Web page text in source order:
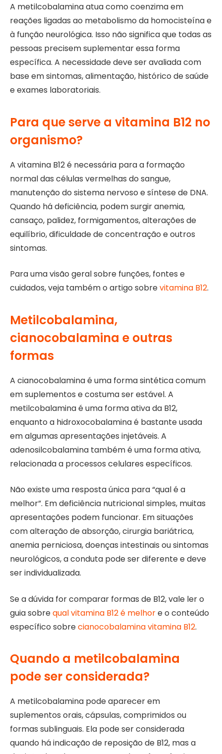
A metilcobalamina atua como coenzima em
reações ligadas ao metabolismo da homocisteína e
à função neurológica. Isso não significa que todas as
pessoas precisem suplementar essa forma
específica. A necessidade deve ser avaliada com
base em sintomas, alimentação, histórico de saúde
e exames laboratoriais.
Para que serve a vitamina B12 no
organismo?
A vitamina B12 é necessária para a formação
normal das células vermelhas do sangue,
manutenção do sistema nervoso e síntese de DNA.
Quando há deficiência, podem surgir anemia,
cansaço, palidez, formigamentos, alterações de
equilíbrio, dificuldade de concentração e outros
sintomas.
Para uma visão geral sobre funções, fontes e
cuidados, veja também o artigo sobrevitamina B12.
Metilcobalamina,
cianocobalamina e outras
formas
A cianocobalamina é uma forma sintética comum
em suplementos e costuma ser estável. A
metilcobalamina é uma forma ativa da B12,
enquanto a hidroxocobalamina é bastante usada
em algumas apresentações injetáveis. A
adenosilcobalamina também é uma forma ativa,
relacionada a processos celulares específicos.
Não existe uma resposta única para “qual é a
melhor”. Em deficiência nutricional simples, muitas
apresentações podem funcionar. Em situações
com alteração de absorção, cirurgia bariátrica,
anemia perniciosa, doenças intestinais ou sintomas
neurológicos, a conduta pode ser diferente e deve
ser individualizada.
Se a dúvida for comparar formas de B12, vale ler o
guia sobrequal vitamina B12 é melhore o conteúdo
específico sobrecianocobalamina vitamina B12.
Quando a metilcobalamina
pode ser considerada?
A metilcobalamina pode aparecer em
suplementos orais, cápsulas, comprimidos ou
formas sublinguais. Ela pode ser considerada
quando há indicação de reposição de B12, mas a